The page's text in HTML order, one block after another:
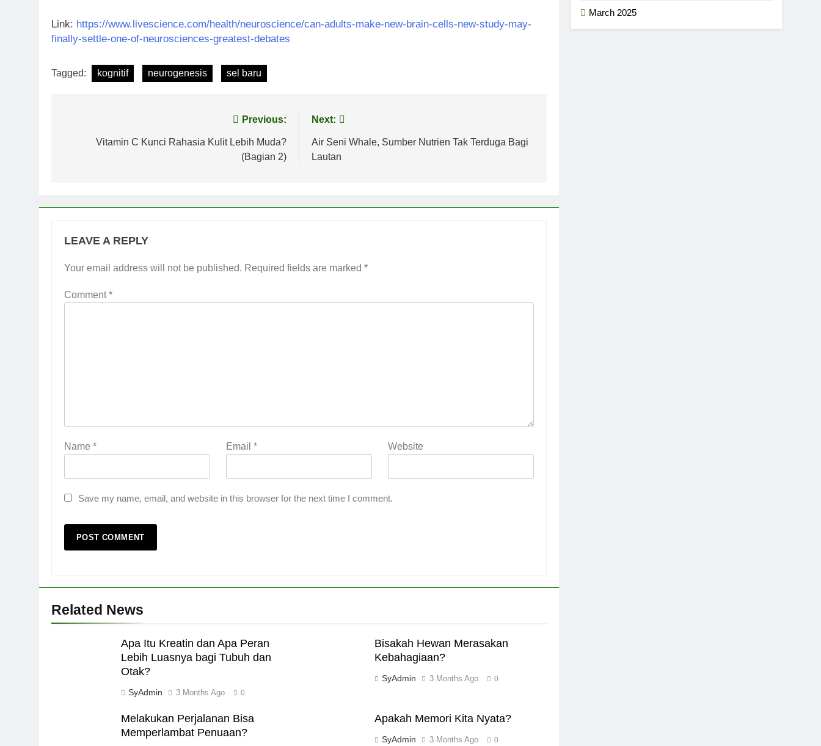
Link: https://www.livescience.com/health/neuroscience/can-adults-make-new-brain-cells-new-study-may-
finally-settle-one-of-neurosciences-greatest-debates
Tagged: kognitif neurogenesis sel baru
navigation
Previous:
Vitamin C Kunci Rahasia Kulit Lebih Muda?
(Bagian 2)
Next:
Air Seni Whale, Sumber Nutrien Tak Terduga Bagi
Lautan
LEAVE A REPLY
Your email address will not be published. Required fields are marked *
Comment*
Name * Email* Website
Save my name, email, and website in this browser for the next time I comment.
Related News
Apa Itu Kreatin dan Apa Peran
Lebih Luasnya bagi Tubuh dan
Otak?
SyAdmin 3 Months Ago 0
Bisakah Hewan Merasakan
Kebahagiaan?
SyAdmin 3 Months Ago 0
Melakukan Perjalanan Bisa
Memperlambat Penuaan?
Apakah Memori Kita Nyata?
SyAdmin 3 Months Ago 0
March 2025